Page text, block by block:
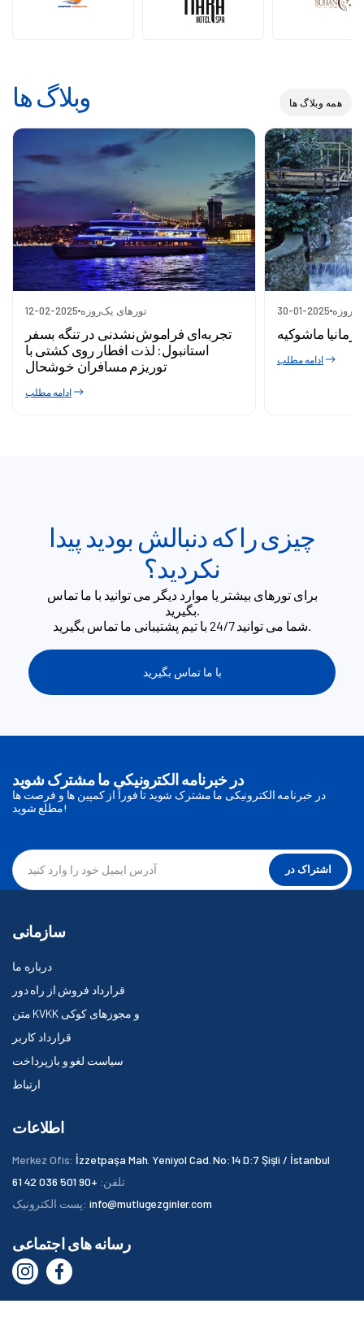
وبلاگ ها همه وبلاگ ها
12-02-2025 تورهای یک‌روزه
تجربه‌ای فراموش‌نشدنی در تنگه بسفر
استانبول: لذت افطار روی کشتی با
توریزم مسافران خوشحال
ادامه مطلب
30-01-2025
ماشوکیه
ادامه مطلب
چیزی را که دنبالش بودید پیدا
نکردید؟
برای تورهای بیشتر یا موارد دیگر می توانید با ما تماس
با ما تماس بگیرید
در خبرنامه الکترونیکی ما مشترک شوید
در خبرنامه الکترونیکی ما مشترک شوید تا فوراً از کمپین ها و فرصت ها
مطلع شوید!
اشتراک در
سازمانی
درباره ما
قرارداد فروش از راه دور
متن KVKK و مجوزهای کوکی
قرارداد کاربر
سیاست لغو و بازپرداخت
ارتباط
اطلاعات
Merkez Ofis: İzzetpaşa Mah. Yeniyol Cad. No:14 D:7 Şişli / İstanbul
تلفن: +90 501 036 42 61
پست الکترونیک: info@mutlugezginler.com
رسانه های اجتماعی